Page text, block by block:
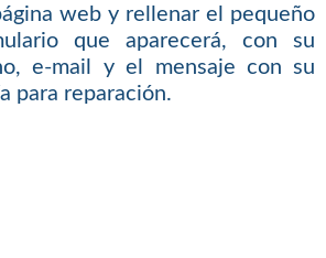
web y rellenar el pequeño
que aparecerá, con su
e-mail y el mensaje con su
para reparación.